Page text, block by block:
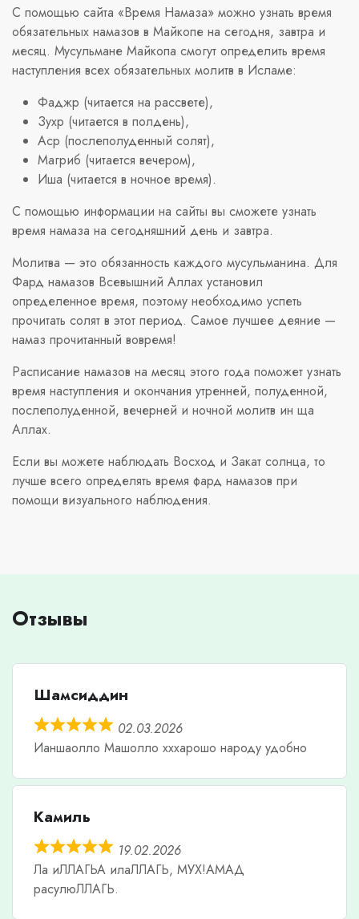
С помощью сайта «Время Намаза» можно узнать время
обязательных намазов в Майкопе на сегодня, завтра и
месяц. Мусульмане Майкопа смогут определить время
наступления всех обязательных молитв в Исламе:
Фаджр (читается на рассвете),
Зухр (читается в полдень),
Аср (послеполуденный солят),
Магриб (читается вечером),
Иша (читается в ночное время).
С помощью информации на сайты вы сможете узнать
время намаза на сегодняшний день и завтра.
Молитва — это обязанность каждого мусульманина. Для
Фард намазов Всевышний Аллах установил
определенное время, поэтому необходимо успеть
прочитать солят в этот период. Самое лучшее деяние —
намаз прочитанный вовремя!
Расписание намазов на месяц этого года поможет узнать
время наступления и окончания утренней, полуденной,
послеполуденной, вечерней и ночной молитв ин ща
Аллах.
Если вы можете наблюдать Восход и Закат солнца, то
лучше всего определять время фард намазов при
помощи визуального наблюдения.
Отзывы
Шамсиддин
02.03.2026
Ианшаолло Машолло хххарошо народу удобно
Камиль
19.02.2026
Ла иЛЛАГЬА илаЛЛАГЬ, МУХ!АМАД
расулюЛЛАГЬ.